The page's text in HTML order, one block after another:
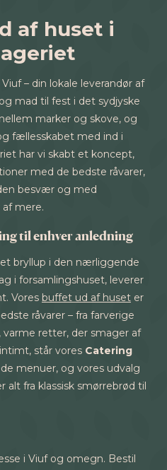
af huset i
– din lokale leverandør af
mad til fest i det sydjyske
marker og skove, og
fællesskabet med ind i
har vi skabt et koncept,
med de bedste råvarer,
besvær og med
mere.
til enhver anledning
bryllup i den nærliggende
i forsamlingshuset, leverer
Vores buffet ud af huset er
råvarer – fra farverige
varme retter, der smager af
står vores Catering
menuer, og vores udvalg
alt fra klassisk smørrebrød til
i Viuf og omegn. Bestil